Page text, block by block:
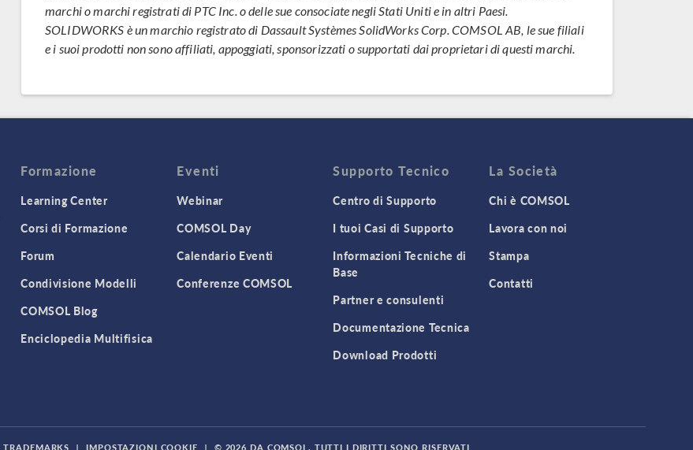
marchi o marchi registrati di PTC Inc. o delle sue consociate negli Stati Uniti e in altri Paesi.
SOLIDWORKS è un marchio registrato di Dassault Systèmes SolidWorks Corp. COMSOL AB, le sue filiali
e i suoi prodotti non sono affiliati, appoggiati, sponsorizzati o supportati dai proprietari di questi marchi.
Formazione
Learning Center
Corsi di Formazione
Forum
Condivisione Modelli
COMSOL Blog
Enciclopedia Multifisica
Eventi
Webinar
COMSOL Day
Calendario Eventi
Conferenze COMSOL
Supporto Tecnico
Centro di Supporto
I tuoi Casi di Supporto
Informazioni Tecniche di
Base
Partner e consulenti
Documentazione Tecnica
Download Prodotti
La Società
Chi è COMSOL
Lavora con noi
Stampa
Contatti
TRADEMARKS | IMPOSTAZIONI COOKIE | © 2026 DA COMSOL. TUTTI I DIRITTI SONO RISERVATI